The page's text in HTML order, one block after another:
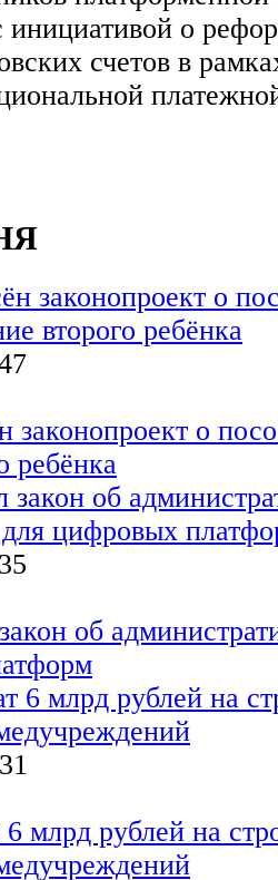
инициативой о
счетов в
законопроект о
ребёнка
об
млрд рублей на